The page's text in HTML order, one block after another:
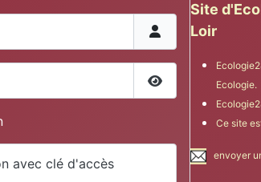
Afficher le mot
avec clé d'accès
Site
Loir
Ecologie.
Ce site
envoyer